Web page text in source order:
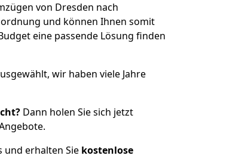
von Dresden nach
und können Ihnen somit
eine passende Lösung finden
wir haben viele Jahre
Dann holen Sie sich jetzt
und erhalten Sie kostenlose